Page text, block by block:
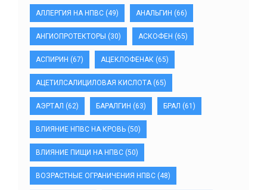
АЛЛЕРГИЯ НА НПВС (49) АНАЛЬГИН (66)
АНГИОПРОТЕКТОРЫ (30) АСКОФЕН (65)
АСПИРИН (67) АЦЕКЛОФЕНАК (65)
АЦЕТИЛСАЛИЦИЛОВАЯ КИСЛОТА(65)
АЭРТАЛ (62) БАРАЛГИН (63) БРАЛ (61)
ВЛИЯНИЕ НПВС НА КРОВЬ (50)
ВЛИЯНИЕ ПИЩИ НА НПВС (50)
ВОЗРАСТНЫЕ ОГРАНИЧЕНИЯ НПВС (48)